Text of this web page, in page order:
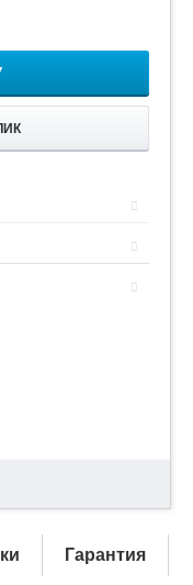
Гарантия